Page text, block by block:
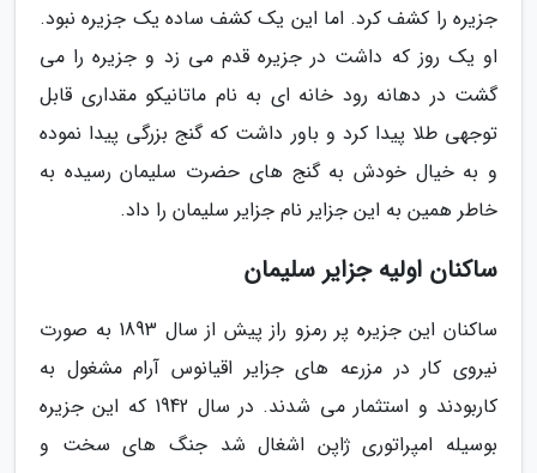
جزیره را کشف کرد. اما این یک کشف ساده یک جزیره نبود.
او یک روز که داشت در جزیره قدم می زد و جزیره را می
گشت در دهانه رود خانه ای به نام ماتانیکو مقداری قابل
توجهی طلا پیدا کرد و باور داشت که گنج بزرگی پیدا نموده
و به خیال خودش به گنج های حضرت سلیمان رسیده به
خاطر همین به این جزایر نام جزایر سلیمان را داد.
ساکنان اولیه جزایر سلیمان
ساکنان این جزیره پر رمزو راز پیش از سال 1893 به صورت
نیروی کار در مزرعه های جزایر اقیانوس آرام مشغول به
کاربودند و استثمار می شدند. در سال 1942 که این جزیره
بوسیله امپراتوری ژاپن اشغال شد جنگ های سخت و